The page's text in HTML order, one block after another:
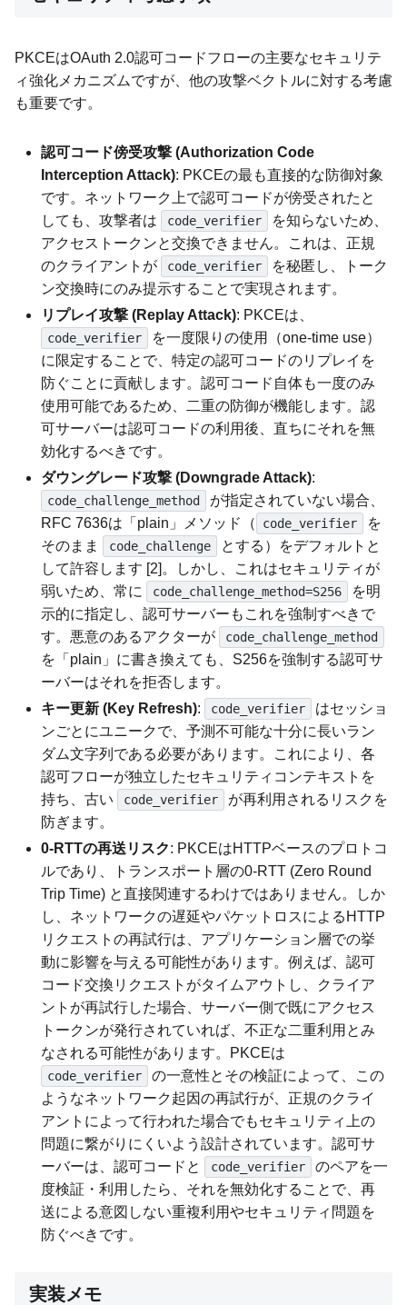
PKCEはOAuth 2.0認可コードフローの主要なセキュリテ
ィ強化メカニズムですが、他の攻撃ベクトルに対する考慮
も重要です。
認可コード傍受攻撃 (Authorization Code
Interception Attack): PKCEの最も直接的な防御対象
です。ネットワーク上で認可コードが傍受されたと
しても、攻撃者は
code_verifier
を知らないため、
アクセストークンと交換できません。これは、正規
のクライアントが
code_verifier
を秘匿し、トーク
ン交換時にのみ提示することで実現されます。
リプレイ攻撃 (Replay Attack): PKCEは、
code_verifier
を一度限りの使用（one-time use）
に限定することで、特定の認可コードのリプレイを
防ぐことに貢献します。認可コード自体も一度のみ
使用可能であるため、二重の防御が機能します。認
可サーバーは認可コードの利用後、直ちにそれを無
効化するべきです。
ダウングレード攻撃 (Downgrade Attack):
code_challenge_method
が指定されていない場合、
RFC 7636は「plain」メソッド（
code_verifier
を
そのまま
code_challenge
とする）をデフォルトと
して許容します [2]。しかし、これはセキュリティが
弱いため、常に
code_challenge_method=S256
を明
示的に指定し、認可サーバーもこれを強制すべきで
す。悪意のあるアクターが
code_challenge_method
を「plain」に書き換えても、S256を強制する認可サ
ーバーはそれを拒否します。
キー更新 (Key Refresh): code_verifier
はセッショ
ンごとにユニークで、予測不可能な十分に長いラン
ダム文字列である必要があります。これにより、各
認可フローが独立したセキュリティコンテキストを
持ち、古い
code_verifier
が再利用されるリスクを
防ぎます。
0-RTTの再送リスク: PKCEはHTTPベースのプロトコ
ルであり、トランスポート層の0-RTT (Zero Round
Trip Time) と直接関連するわけではありません。しか
し、ネットワークの遅延やパケットロスによるHTTP
リクエストの再試行は、アプリケーション層での挙
動に影響を与える可能性があります。例えば、認可
コード交換リクエストがタイムアウトし、クライア
ントが再試行した場合、サーバー側で既にアクセス
トークンが発行されていれば、不正な二重利用とみ
なされる可能性があります。PKCEは
code_verifier
の一意性とその検証によって、この
ようなネットワーク起因の再試行が、正規のクライ
アントによって行われた場合でもセキュリティ上の
問題に繋がりにくいよう設計されています。認可サ
ーバーは、認可コードと
code_verifier
のペアを一
度検証・利用したら、それを無効化することで、再
送による意図しない重複利用やセキュリティ問題を
防ぐべきです。
実装メモ